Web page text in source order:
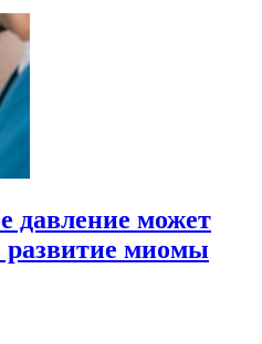
давление может
развитие миомы